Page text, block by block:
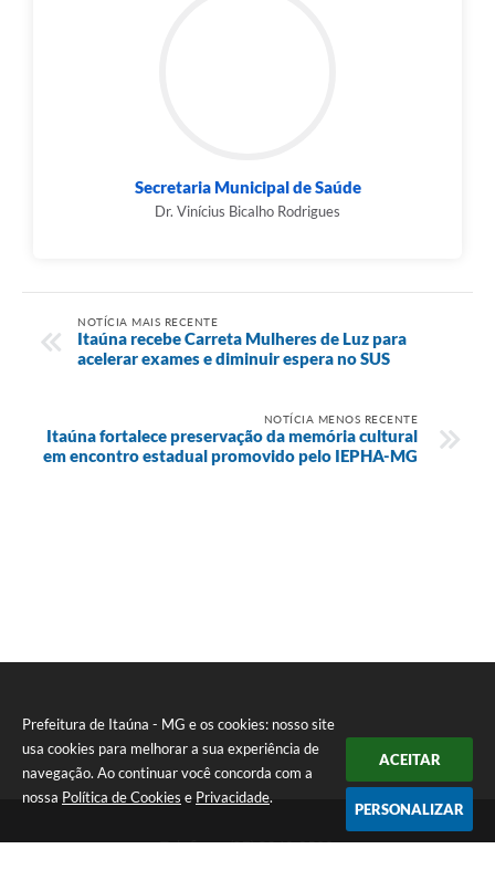
Prefeitura de Itaúna - MG e os cookies: nosso site
usa cookies para melhorar a sua experiência de
navegação. Ao continuar você concorda com a
nossa Política de Cookies e Privacidade.
ACEITAR
PERSONALIZAR
Secretaria Municipal de Saúde
Dr. Vinícius Bicalho Rodrigues
NOTÍCIA MAIS RECENTE
Itaúna recebe Carreta Mulheres de Luz para
acelerar exames e diminuir espera no SUS
NOTÍCIA MENOS RECENTE
Itaúna fortalece preservação da memória cultural
em encontro estadual promovido pelo IEPHA-MG
Telefone: (37) 3249-9500